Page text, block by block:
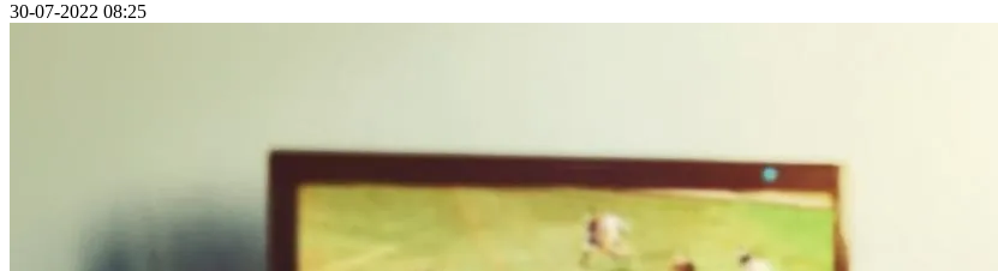
30-07-2022 08:25